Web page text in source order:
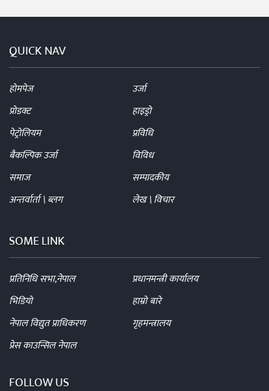
QUICK NAV
होमपेज
उर्जा
प्रोडक्ट
हाइड्रो
पेट्रोलियम
प्रविधि
बैकल्पिक उर्जा
विविध
समाज
सम्पादकीय
अन्तर्वार्ता \ ब्लग
लेख \ विचार
SOME LINK
प्रतिनिधि सभा,नेपाल
प्रधानमन्त्री कार्यालय
भिडियो
हाम्रो बारे
नेपाल विद्युत प्राधिकरण
गृहमन्त्रालय
प्रेस काउन्सिल नेपाल
FOLLOW US